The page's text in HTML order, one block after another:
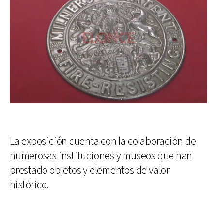
La exposición cuenta con la colaboración de
numerosas instituciones y museos que han
prestado objetos y elementos de valor
histórico.